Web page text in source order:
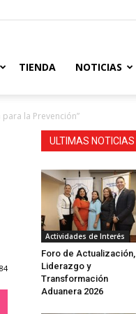
TIENDA NOTICIAS
la Prevención”
ULTIMAS NOTICIAS
Actividades de Interés
Foro de Actualización,
Liderazgo y
Transformación
Aduanera 2026